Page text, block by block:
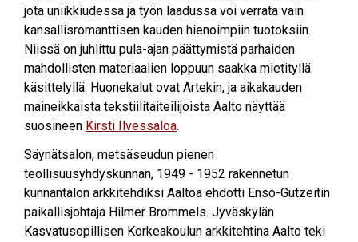
jota uniikkiudessa ja työn laadussa voi verrata vain
kansallisromanttisen kauden hienoimpiin tuotoksiin.
Niissä on juhlittu pula-ajan päättymistä parhaiden
mahdollisten materiaalien loppuun saakka mietityllä
käsittelyllä. Huonekalut ovat Artekin, ja aikakauden
maineikkaista tekstiilitaiteilijoista Aalto näyttää
suosineen Kirsti Ilvessaloa.
Säynätsalon, metsäseudun pienen
teollisuusyhdyskunnan, 1949 - 1952 rakennetun
kunnantalon arkkitehdiksi Aaltoa ehdotti Enso-Gutzeitin
paikallisjohtaja Hilmer Brommels. Jyväskylän
Kasvatusopillisen Korkeakoulun arkkitehtina Aalto teki